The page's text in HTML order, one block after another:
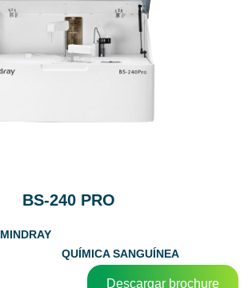
BS-240 PRO
MINDRAY
QUÍMICA SANGUÍNEA
Descargar brochure